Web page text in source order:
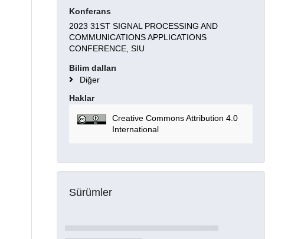
Konferans
2023 31ST SIGNAL PROCESSING AND
COMMUNICATIONS APPLICATIONS
CONFERENCE, SIU
Bilim dalları
Diğer
Haklar
Creative Commons Attribution 4.0
International
Sürümler